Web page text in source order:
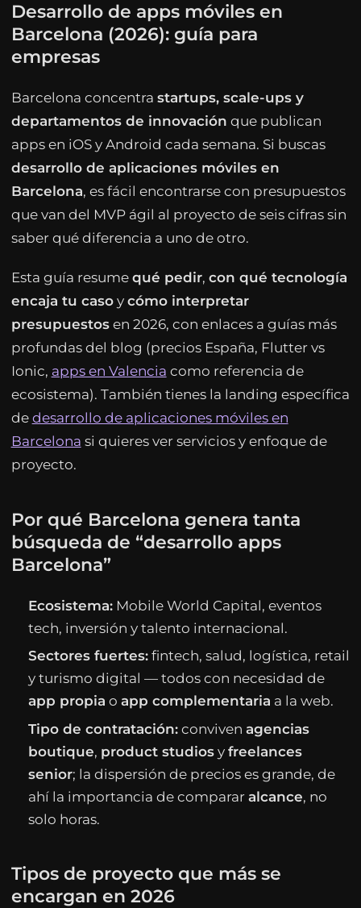
Desarrollo de apps móviles en
Barcelona (2026): guía para
empresas
Barcelona concentra startups, scale-ups y
departamentos de innovación que publican
apps en iOS y Android cada semana. Si buscas
desarrollo de aplicaciones móviles en
Barcelona, es fácil encontrarse con presupuestos
que van del MVP ágil al proyecto de seis cifras sin
saber qué diferencia a uno de otro.
Esta guía resume qué pedir, con qué tecnología
encaja tu casoy cómo interpretar
presupuestosen 2026, con enlaces a guías más
profundas del blog (precios España, Flutter vs
Ionic, apps en Valencia como referencia de
ecosistema). También tienes la landing específica
de desarrollo de aplicaciones móviles en
Barcelona si quieres ver servicios y enfoque de
proyecto.
Por qué Barcelona genera tanta
búsqueda de “desarrollo apps
Barcelona”
Ecosistema: Mobile World Capital, eventos
tech, inversión y talento internacional.
Sectores fuertes: fintech, salud, logística, retail
y turismo digital — todos con necesidad de
app propia oapp complementaria a la web.
Tipo de contratación: convivenagencias
boutique, product studios yfreelances
senior; la dispersión de precios es grande, de
ahí la importancia de compararalcance, no
solo horas.
Tipos de proyecto que más se
encargan en 2026